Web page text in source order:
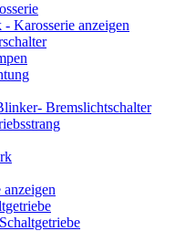
Karosserie anzeigen
Bremslichtschalter
anzeigen